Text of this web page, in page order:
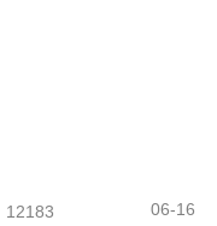
12183 06-16